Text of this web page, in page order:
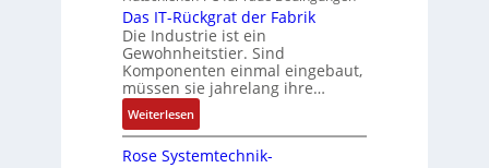
n
g
k
r
ä
f
t
e
r
ts
c
h
i
n
e
n
o
s
e
M
u
l
r
b
e
s
s
e
r
t
Das IT-Rückgrat der Fabrik
Die Industrie ist ein
Gewohnheitstier. Sind
Komponenten einmal eingebaut,
müssen sie jahrelang ihre…
Weiterlesen:
D
a
Rose Systemtechnik-